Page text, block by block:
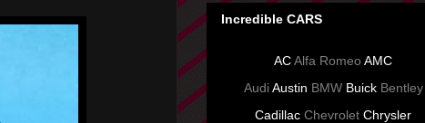
Incredible CARS
ACAlfa Romeo AMC
Audi Austin BMW Buick Bentley
Cadillac Chevrolet Chrysler